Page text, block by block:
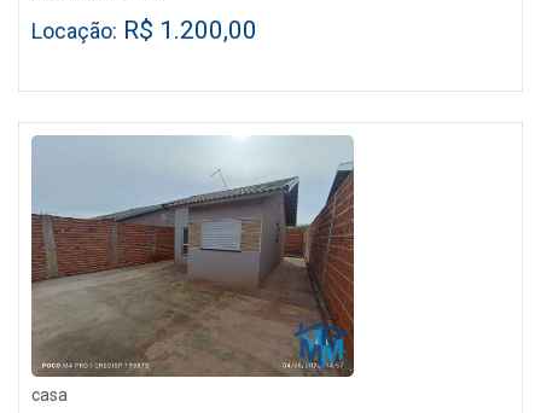
Locação: R$ 1.200,00
casa